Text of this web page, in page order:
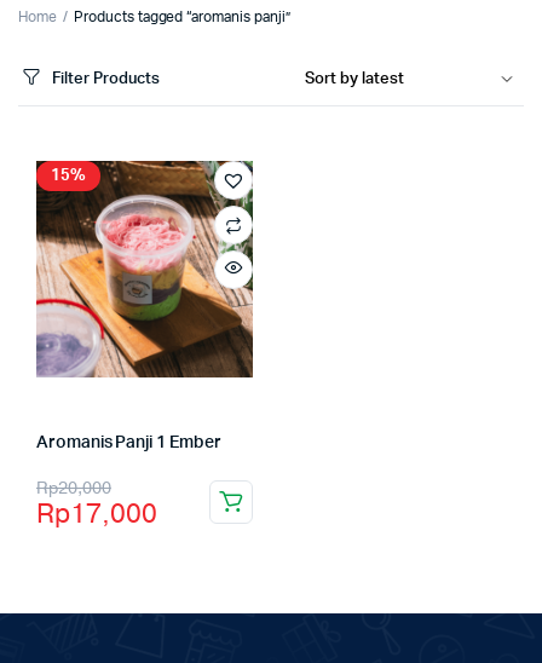
Home Products tagged “aromanis panji”
Filter Products
15%
Aromanis Panji 1 Ember
Rp20,000
Rp17,000